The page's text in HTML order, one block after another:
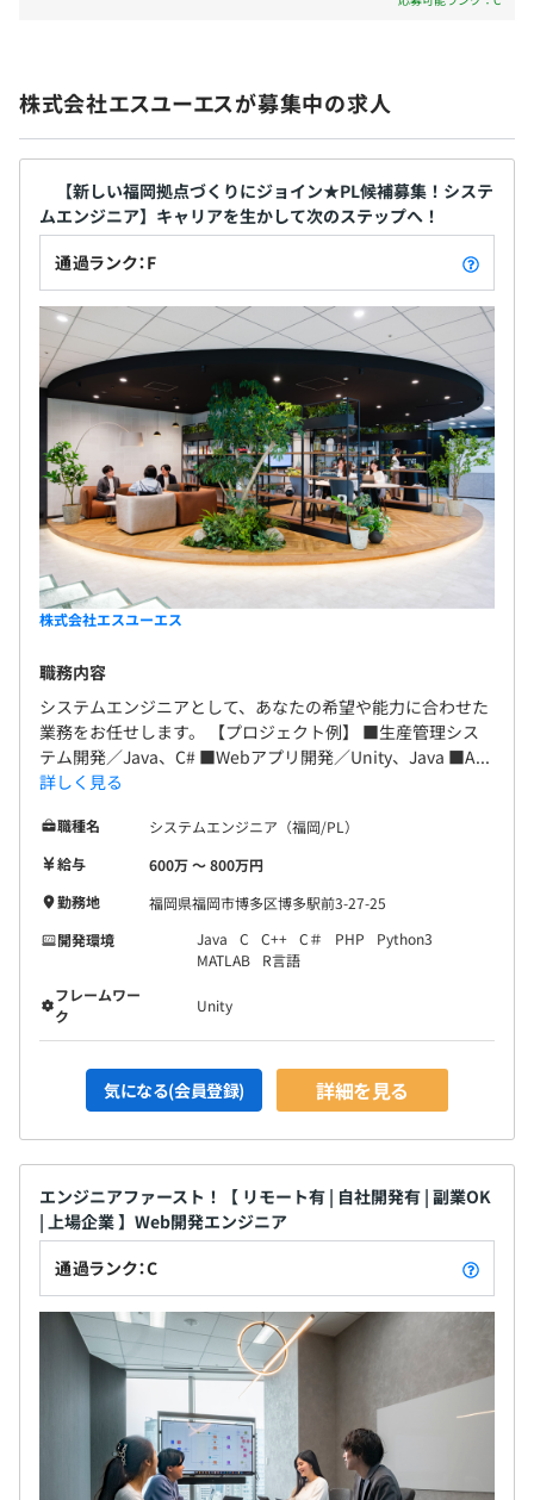
昇給：年1回
社会保険完備（健康保険・厚生年金加入・雇用保険・労災
保険）
無期雇用
3カ月
株式会社エスユーエスが募集中の求人
【新しい福岡拠点づくりにジョイン★PL候補募集！システ
ムエンジニア】キャリアを生かして次のステップへ！
通過ランク：F
株式会社エスユーエス
職務内容
システムエンジニアとして、あなたの希望や能力に合わせた
業務をお任せします。 【プロジェクト例】 ■生産管理シス
テム開発／Java、C# ■Webアプリ開発／Unity、Java ■A...
詳しく見る
職種名
システムエンジニア（福岡/PL）
給与
600万 〜 800万円
勤務地
福岡県福岡市博多区博多駅前3-27-25
開発環境
Java C C++ C＃ PHP
Python3
MATLAB
R言語
フレームワー
ク
Unity
気になる(会員登録) 詳細を見る
エンジニアファースト！【 リモート有 | 自社開発有 | 副業OK
| 上場企業 】Web開発エンジニア
通過ランク：C